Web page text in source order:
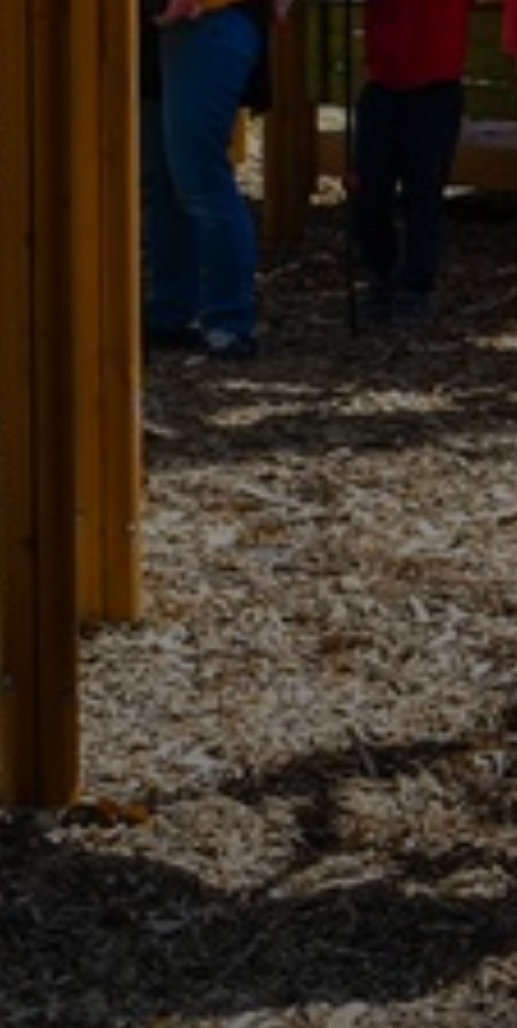
ÖNKORMÁNYZAT
KÉPVISELŐ-
TESTÜLET
VÁROSRENDÉSZET
TÁJÉKOZTATÓK
ÁTLÁTHATÓSÁG
AZ
ÖNKORMÁNYZATI
CÉGEK
ÉS
INTÉZMÉNYEK
NYOMTATVÁNYOK